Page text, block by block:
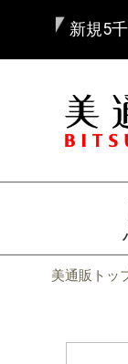
新規5
美通販トッ